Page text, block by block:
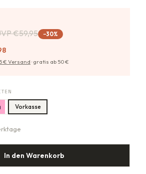
€59,95 −30%
€ Versand ·gratis ab 50€
Vorkasse
In den Warenkorb